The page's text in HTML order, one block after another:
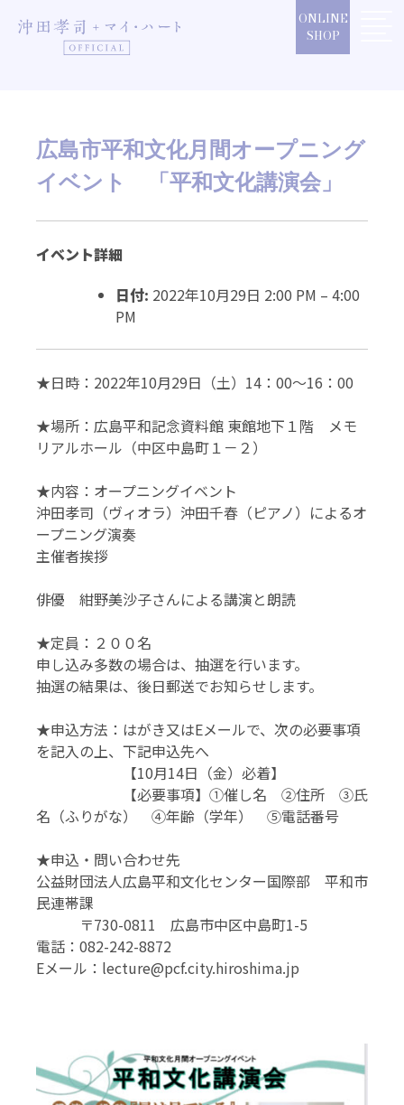
ONLINE
SHOP
広島市平和文化月間オープニング
イベント 「平和文化講演会」
イベント詳細
日付: 2022年10月29日 2:00 PM – 4:00
PM
★日時：2022年10月29日（土） 14：00～16：00
★場所：広島平和記念資料館 東館地下１階
メモ
リアルホール （中区中島町１－２）
★内容：オープニングイベント
沖田孝司（ヴィオラ）沖田千春（ピアノ）によるオ
ープニング演奏
主催者挨拶
俳優 紺野美沙子さんによる講演と朗読
★定員：２００名
申し込み多数の場合は、抽選を行います。
抽選の結果は、後日郵送でお知らせします。
★申込方法：はがき又はEメールで、次の必要事項
を記入の上、下記申込先へ
【10月14日（金）必着】
【必要事項】 ①催し名 ②住所
③氏
名（ふりがな）
④年齢（学年）
⑤電話番号
★申込・問い合わせ先
公益財団法人広島平和文化センター国際部 平和市
民連帯課
〒730-0811 広島市中区中島町1-5
電話：082-242-8872
Eメール： lecture@pcf.city.hiroshima.jp